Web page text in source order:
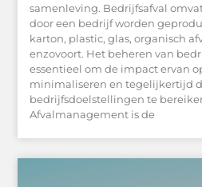
samenleving. Bedrijfsafval
door een bedrijf worden
karton, plastic, glas, organisch
enzovoort. Het beheren van
essentieel om de impact ervan
minimaliseren en tegelijkertijd
bedrijfsdoelstellingen te
Afvalmanagement is de